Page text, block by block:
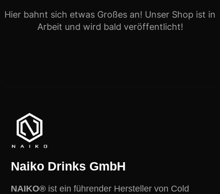
Hier bahnt sich etwas Großes an! Unser Shop ist in
Arbeit und wird bald veröffentlicht!
Naiko Drinks GmbH
NAIKO® ist ein führender Hersteller von Cold